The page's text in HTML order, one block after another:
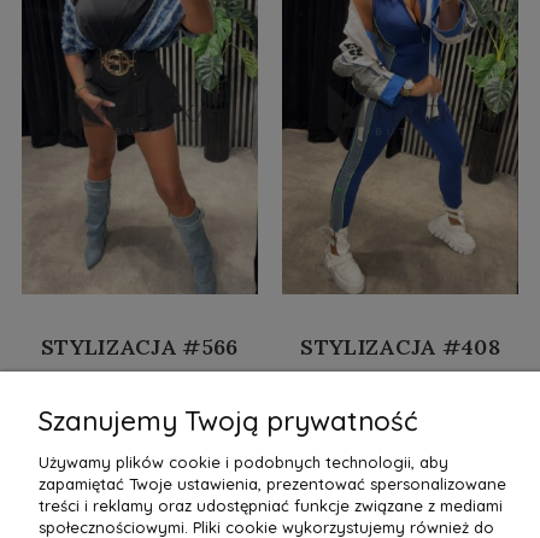
STYLIZACJA #566
SPRAWDŹ CENĘ »
STYLIZACJA #408
SPRAWDŹ CENĘ »
Szanujemy Twoją prywatność
Używamy plików cookie i podobnych technologii, aby
zapamiętać Twoje ustawienia, prezentować spersonalizowane
treści i reklamy oraz udostępniać funkcje związane z mediami
społecznościowymi. Pliki cookie wykorzystujemy również do